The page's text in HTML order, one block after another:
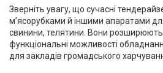
Зверніть увагу, що сучасні
м’ясорубками й іншими апаратами
свинини, телятини. Вони розширюють
функціональні можливості
для закладів громадського